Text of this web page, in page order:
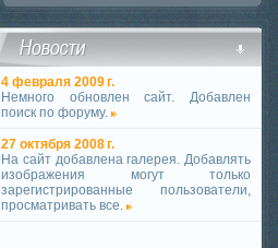
4 февраля 2009 г.
Немного обновлен сайт. Добавлен
поиск по форуму.
27 октября 2008 г.
На сайт добавлена галерея. Добавлять
изображения могут только
зарегистрированные пользователи,
просматривать все.